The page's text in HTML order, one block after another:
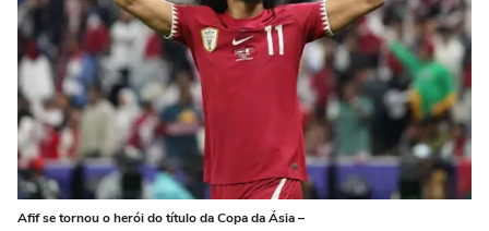
Afif se tornou o herói do título da Copa da Ásia –